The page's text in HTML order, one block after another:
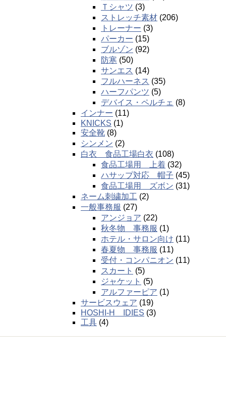
Ｔシャツ (3)
ストレッチ素材 (206)
トレーナー (3)
パーカー (15)
ブルゾン (92)
防寒 (50)
サンエス (14)
フルハーネス (35)
ハーフパンツ (5)
デバイス・ペルチェ (8)
インナー (11)
KNICKS (1)
安全靴 (8)
シンメン (2)
白衣 食品工場白衣 (108)
食品工場用 上着 (32)
ハサップ対応 帽子 (45)
食品工場用 ズボン (31)
ネーム刺繍加工 (2)
一般事務服 (27)
アンジョア (22)
秋冬物 事務服 (1)
ホテル・サロン向け (11)
春夏物 事務服 (11)
受付・コンパニオン (11)
スカート (5)
ジャケット (5)
アルファーピア (1)
サービスウェア (19)
HOSHI-H IDIES (3)
工具 (4)